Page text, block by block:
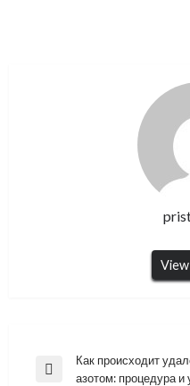
Навигация
Previous
Как происходит
азотом: процедура и